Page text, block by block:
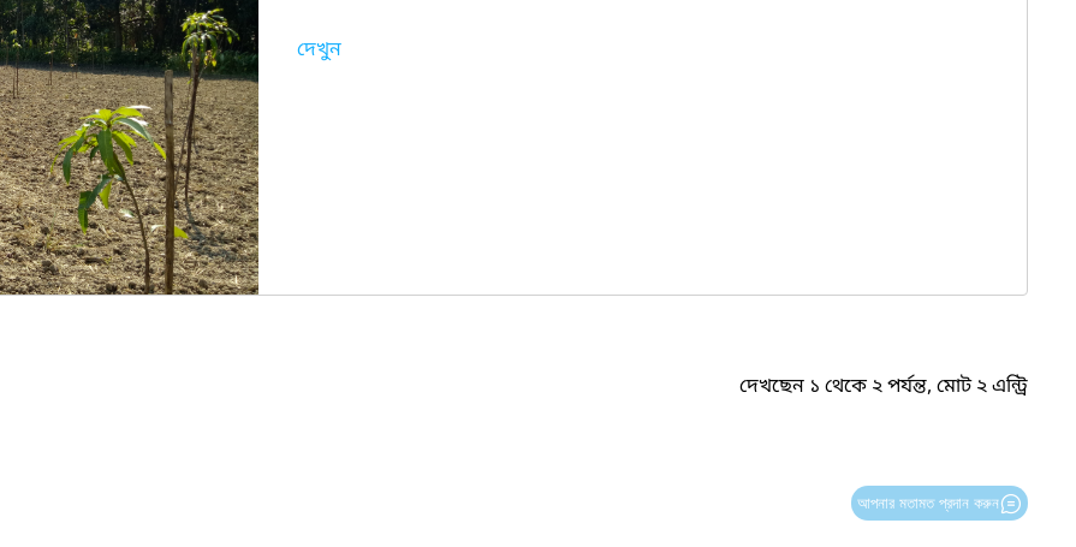
দেখুন
দেখছেন ১ থেকে ২ পর্যন্ত, মোট ২ এন্ট্রি
আপনার মতামত প্রদান করুন